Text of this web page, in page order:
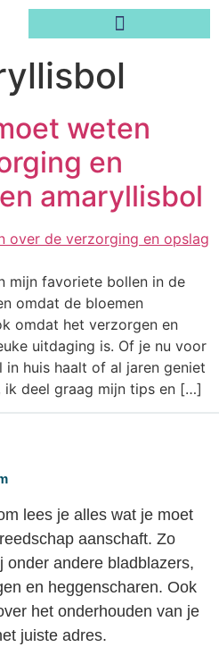
weten
en
amaryllisbol
mijn favoriete bollen in de
omdat de bloemen
omdat het verzorgen en
uitdaging is. Of je nu voor
in huis haalt of al jaren geniet
deel graag mijn tips en […]
lees je alles wat je moet
aanschaft. Zo
onder andere bladblazers,
en heggenscharen. Ook
het onderhouden van je
juiste adres.